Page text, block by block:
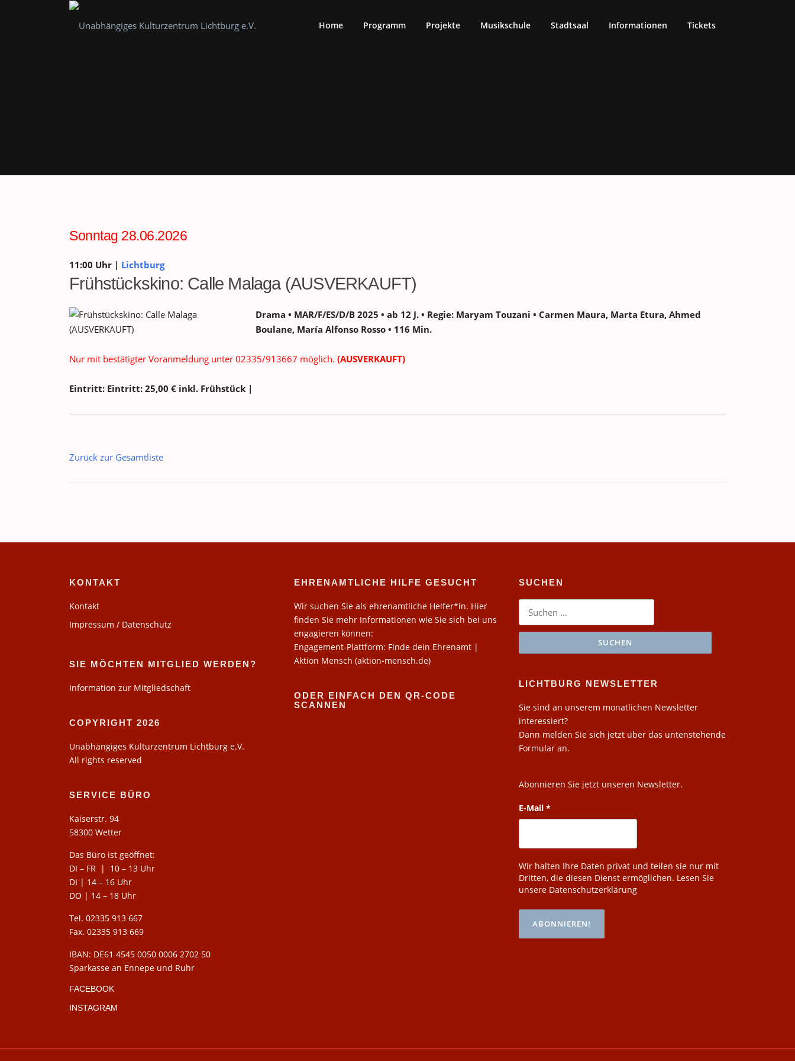
Home Programm Projekte Musikschule Stadtsaal Informationen Tickets
Sonntag 28.06.2026
11:00 Uhr | Lichtburg
Frühstückskino: Calle Malaga (AUSVERKAUFT)
Drama • MAR/F/ES/D/B 2025 • ab 12 J. • Regie: Maryam Touzani • Carmen Maura, Marta Etura, Ahmed
Boulane, María Alfonso Rosso • 116 Min.
Nur mit bestätigter Voranmeldung unter 02335/913667 möglich. (AUSVERKAUFT)
Eintritt: Eintritt: 25,00 € inkl. Frühstück |
Zurück zur Gesamtliste
KONTAKT
Kontakt
Impressum / Datenschutz
SIE MÖCHTEN MITGLIED WERDEN?
Information zur Mitgliedschaft
COPYRIGHT 2026
Unabhängiges Kulturzentrum Lichtburg e.V.
All rights reserved
SERVICE BÜRO
Kaiserstr. 94
58300 Wetter
Das Büro ist geöffnet:
DI – FR | 10 – 13 Uhr
DI | 14 – 16 Uhr
DO | 14 – 18 Uhr
Tel. 02335 913 667
Fax. 02335 913 669
IBAN: DE61 4545 0050 0006 2702 50
Sparkasse an Ennepe und Ruhr
FACEBOOK
INSTAGRAM
EHRENAMTLICHE HILFE GESUCHT
Wir suchen Sie als ehrenamtliche Helfer*in. Hier
finden Sie mehr Informationen wie Sie sich bei uns
engagieren können:
Engagement-Plattform: Finde dein Ehrenamt |
Aktion Mensch (aktion-mensch.de)
ODER EINFACH DEN QR-CODE
SCANNEN
SUCHEN
nach:
LICHTBURG NEWSLETTER
Sie sind an unserem monatlichen Newsletter
interessiert?
Dann melden Sie sich jetzt über das untenstehende
Formular an.
Abonnieren Sie jetzt unseren Newsletter.
E-Mail *
Wir halten Ihre Daten privat und teilen sie nur mit
Dritten, die diesen Dienst ermöglichen. Lesen Sie
unsere Datenschutzerklärung